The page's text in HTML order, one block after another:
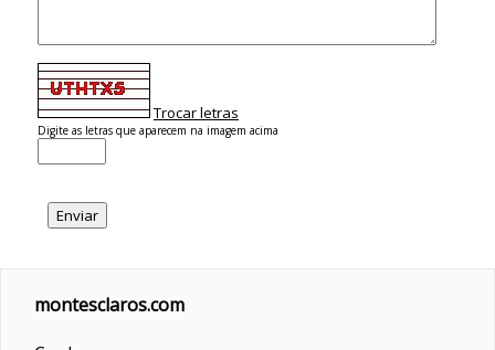
Trocar letras
Digite as letras que aparecem na imagem acima
montesclaros.com